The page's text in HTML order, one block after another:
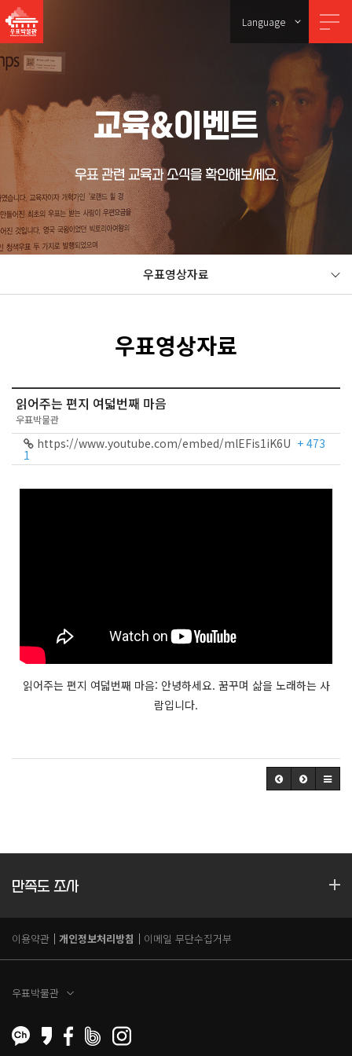
Language
교육&이벤트
우표 관련 교육과 소식을 확인해보세요.
우표영상자료
우표영상자료
읽어주는 편지 여덟번째 마음
우표박물관
https://www.youtube.com/embed/mlEFis1iK6U + 473
1
읽어주는 편지 여덟번째 마음: 안녕하세요. 꿈꾸며 삶을 노래하는 사
람입니다.
만족도 조사
이용약관 개인정보처리방침 이메일 무단수집거부
우표박물관